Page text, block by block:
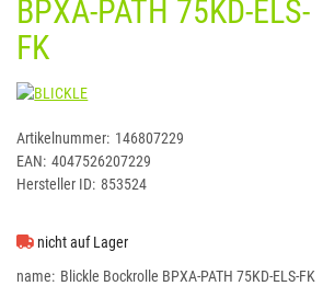
BPXA-PATH 75KD-ELS-
FK
BLICKLE
Artikelnummer: 146807229
EAN: 4047526207229
Hersteller ID: 853524
nicht auf Lager
name
Blickle Bockrolle BPXA-PATH 75KD-ELS-FK